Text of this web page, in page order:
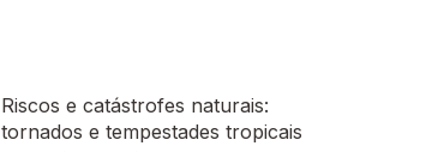
Riscos e catástrofes naturais:
tornados e tempestades tropicais